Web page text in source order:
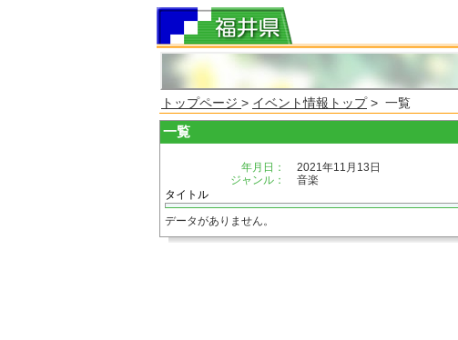
トップページ > イベント情報トップ> 一覧
一覧
年月日：
2021年11月13日
ジャンル：
音楽
タイトル
データがありません。